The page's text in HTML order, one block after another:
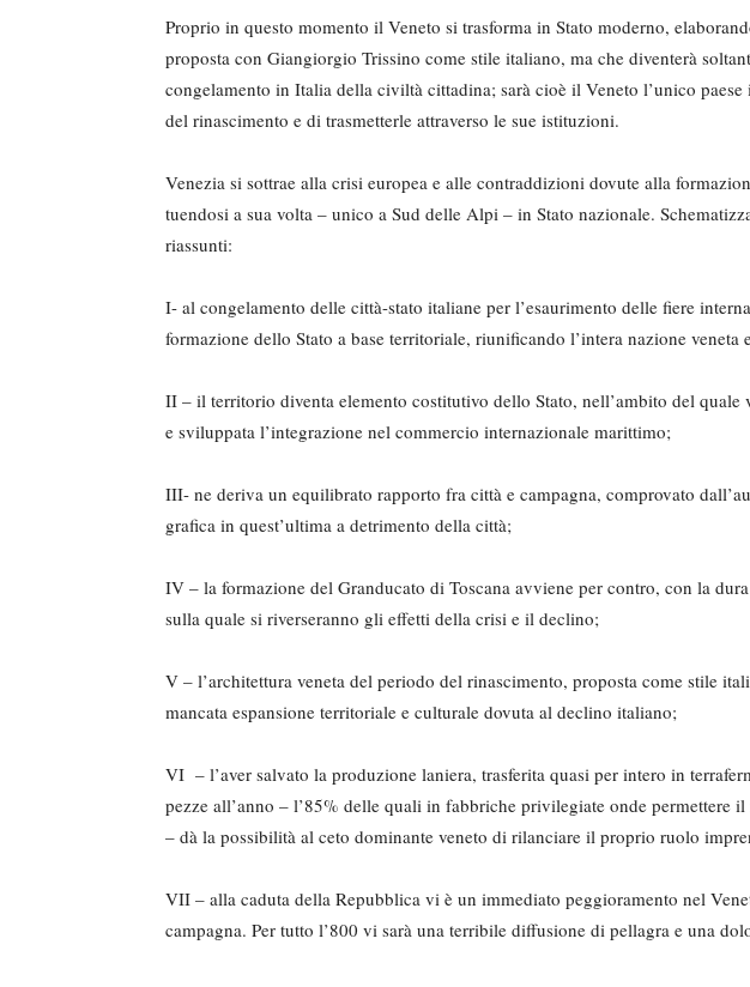
Proprio in questo momento il Vene­to si trasforma in Stato moderno,
proposta con Giangiorgio Trissino come stile italiano, ma che diventerà
congelamento in Italia della civiltà cittadina; sarà cioè il Veneto l’unico
del rinascimento e di tra­smetterle attraverso le sue istituzio­ni.
Venezia si sottrae alla crisi europea e alle contraddizioni dovute alla
tuendosi a sua volta – unico a Sud delle Alpi – in Stato nazionale.
riassunti:
I- al congelamento delle città-stato italiane per l’esaurimento delle fiere
formazione dello Stato a base territoriale, riunificando l’intera na­zione veneta
II – il territorio diventa elemento costitutivo dello Stato, nell’ambito del quale
e sviluppata l’integrazione nel commercio internazionale ma­rittimo;
III- ne deriva un equilibrato rappor­to fra città e campagna, comprovato
grafica in quest’ultima a detrimento della città;
IV – la formazione del Granducato di Toscana avviene per contro, con la
sulla quale si riverseranno gli effetti della crisi e il declino;
V – l’architettura veneta del periodo del rinascimento, proposta come sti­le
mancata espansione territoriale e culturale dovuta al declino italiano;
VI – l’aver salvato la produzione laniera, trasferita quasi per intero in
pezze all’anno – l’85% delle quali in fabbriche privilegiate onde permettere
– dà la possibilità al ceto dominante veneto di rilanciare il proprio ruolo
VII – alla caduta della Repubblica vi è un immediato peggioramento nel
campagna. Per tutto l’800 vi sarà una terribile diffusione di pellagra e una